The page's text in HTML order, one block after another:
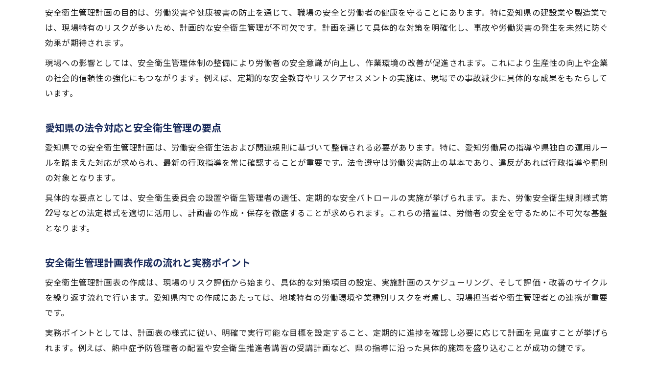
安全衛生管理表の活用と提出義務の実際
現場実務で求められる計画更新のポイント
安全衛生管理体制構築の基本と委員会の役割
安全衛生委員会設置義務と50人以上事業場対応
労働安全衛生規則の様式活用と現場の工夫
労働安全衛生規則の様式と安全衛生管理計画
安全衛生管理計画と様式活用の連動実務
現場で役立つ安全衛生管理表の作成工夫
講習受講で高まる現場の安全衛生管理意識
安全衛生管理計画に講習を組み込むメリット
現場教育での安全衛生管理向上事例
安全衛生管理者が押さえたい法令と運用例
安全衛生管理計画の目的は、労働災害や健康被害の防止を通じて、職場の安全と労働者の健康を守ることにあります。特に愛知県の建設業や製造業で
は、現場特有のリスクが多いため、計画的な安全衛生管理が不可欠です。計画を通じて具体的な対策を明確化し、事故や労働災害の発生を未然に防ぐ
効果が期待されます。
現場への影響としては、安全衛生管理体制の整備により労働者の安全意識が向上し、作業環境の改善が促進されます。これにより生産性の向上や企業
の社会的信頼性の強化にもつながります。例えば、定期的な安全教育やリスクアセスメントの実施は、現場での事故減少に具体的な成果をもたらして
います。
愛知県の法令対応と安全衛生管理の要点
愛知県での安全衛生管理計画は、労働安全衛生法および関連規則に基づいて整備される必要があります。特に、愛知労働局の指導や県独自の運用ルー
ルを踏まえた対応が求められ、最新の行政指導を常に確認することが重要です。法令遵守は労働災害防止の基本であり、違反があれば行政指導や罰則
の対象となります。
具体的な要点としては、安全衛生委員会の設置や衛生管理者の選任、定期的な安全パトロールの実施が挙げられます。また、労働安全衛生規則様式第
22号などの法定様式を適切に活用し、計画書の作成・保存を徹底することが求められます。これらの措置は、労働者の安全を守るために不可欠な基盤
となります。
安全衛生管理計画表作成の流れと実務ポイント
安全衛生管理計画表の作成は、現場のリスク評価から始まり、具体的な対策項目の設定、実施計画のスケジューリング、そして評価・改善のサイクル
を繰り返す流れで行います。愛知県内での作成にあたっては、地域特有の労働環境や業種別リスクを考慮し、現場担当者や衛生管理者との連携が重要
です。
実務ポイントとしては、計画表の様式に従い、明確で実行可能な目標を設定すること、定期的に進捗を確認し必要に応じて計画を見直すことが挙げら
れます。例えば、熱中症予防管理者の配置や安全衛生推進者講習の受講計画など、県の指導に沿った具体的施策を盛り込むことが成功の鍵です。